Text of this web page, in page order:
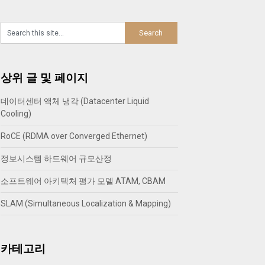
상위 글 및 페이지
데이터센터 액체 냉각 (Datacenter Liquid
Cooling)
RoCE (RDMA over Converged Ethernet)
정보시스템 하드웨어 규모산정
소프트웨어 아키텍처 평가 모델 ATAM, CBAM
SLAM (Simultaneous Localization & Mapping)
카테고리